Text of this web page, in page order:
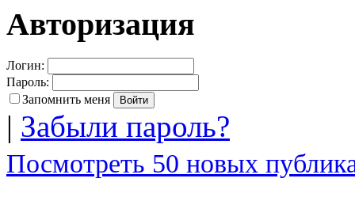
Авторизация
Логин:
Пароль:
Запомнить меня
| Забыли пароль?
Посмотреть 50 новых